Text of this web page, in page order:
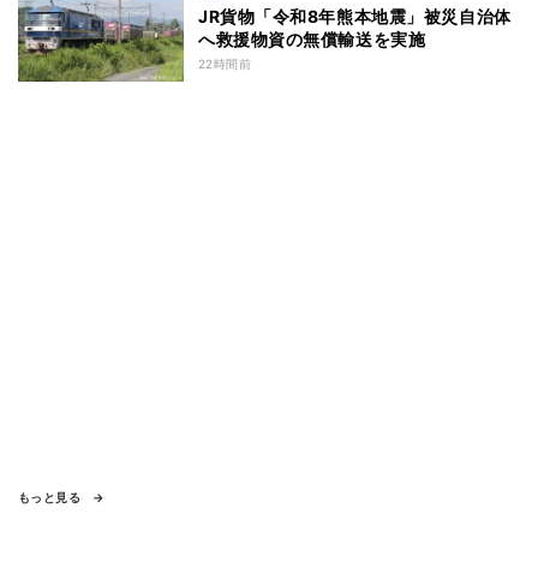
JR貨物「令和8年熊本地震」被災自治体
へ救援物資の無償輸送を実施
22時間前
もっと見る